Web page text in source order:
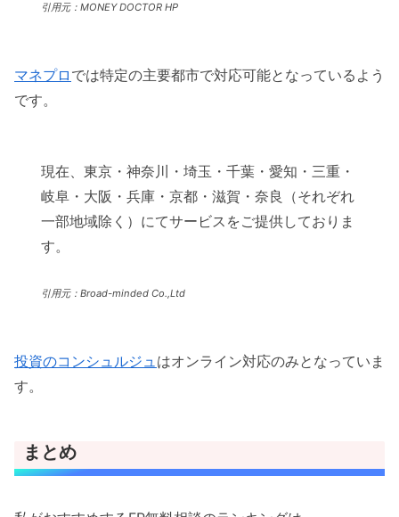
引用元：MONEY DOCTOR HP
マネプロ では特定の主要都市で対応可能となっているよう
です。
現在、東京・神奈川・埼玉・千葉・愛知・三重・
岐阜・大阪・兵庫・京都・滋賀・奈良（それぞれ
一部地域除く）にてサービスをご提供しておりま
す。
引用元：Broad-minded Co.,Ltd
投資のコンシュルジュはオンライン対応のみとなっていま
す。
まとめ